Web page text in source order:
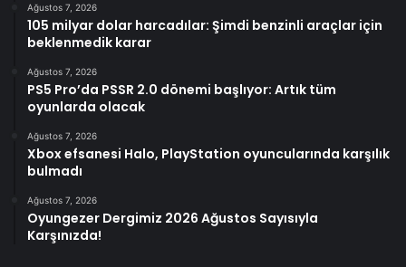
Ağustos 7, 2026
105 milyar dolar harcadılar: Şimdi benzinli araçlar için
beklenmedik karar
Ağustos 7, 2026
PS5 Pro’da PSSR 2.0 dönemi başlıyor: Artık tüm
oyunlarda olacak
Ağustos 7, 2026
Xbox efsanesi Halo, PlayStation oyuncularında karşılık
bulmadı
Ağustos 7, 2026
Oyungezer Dergimiz 2026 Ağustos Sayısıyla
Karşınızda!